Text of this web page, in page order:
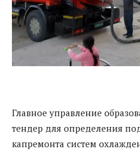
Главное управление
тендер для определения
капремонта систем